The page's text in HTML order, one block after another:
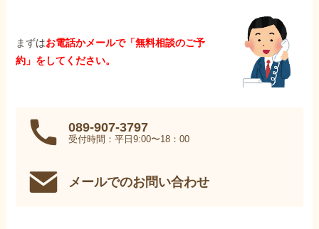
まずはお電話かメールで「無料相談のご予
約」をしてください。
089-907-3797
受付時間：平日9:00〜18：00
メールでのお問い合わせ